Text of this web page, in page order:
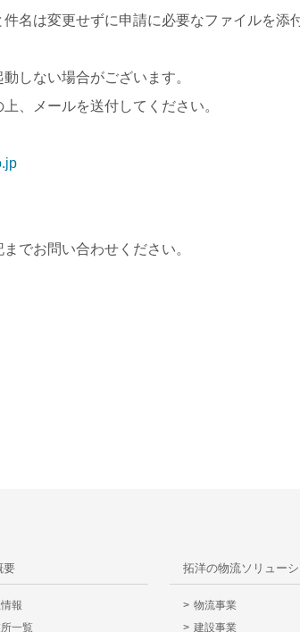
名は変更せずに申請に必要なファイルを添
しない場合がございます。
、メールを送付してください。
でお問い合わせください。
要
報
一覧
拓洋の物流ソリュー
物流事業
建設事業